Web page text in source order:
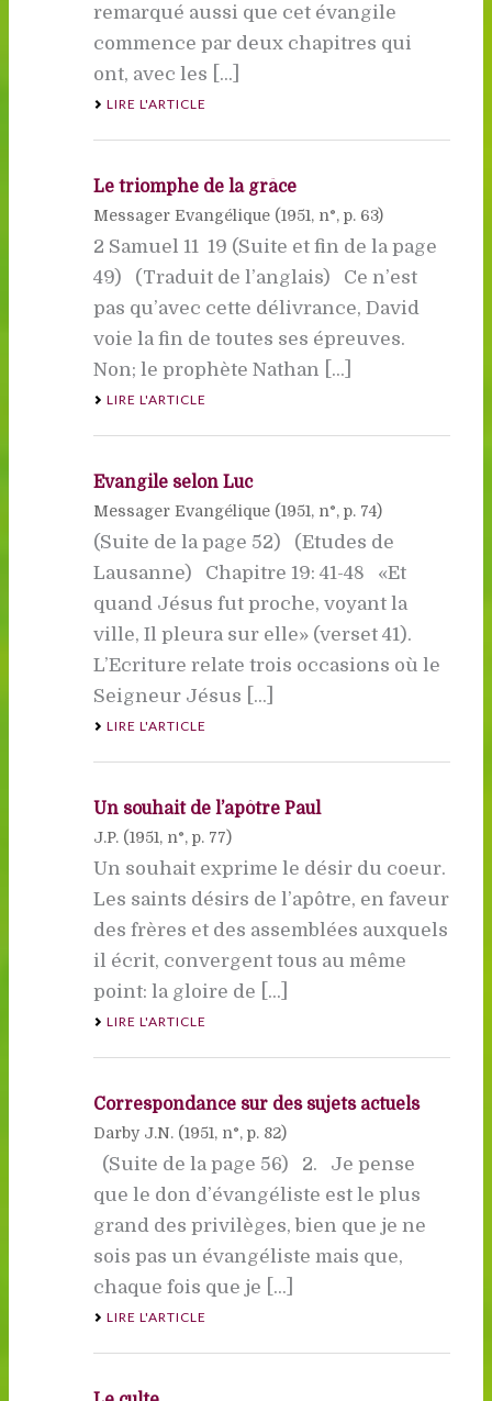
remarqué aussi que cet évangile
commence par deux chapitres qui
ont, avec les [...]
LIRE L'ARTICLE
Le triomphe de la grâce
Messager Evangélique (1951, n°, p. 63)
2 Samuel 11  19 (Suite et fin de la page
49) (Traduit de l’anglais) Ce n’est
pas qu’avec cette délivrance, David
voie la fin de toutes ses épreuves.
Non; le prophète Nathan [...]
LIRE L'ARTICLE
Evangile selon Luc
Messager Evangélique (1951, n°, p. 74)
(Suite de la page 52) (Etudes de
Lausanne) Chapitre 19: 41-48 «Et
quand Jésus fut proche, voyant la
ville, Il pleura sur elle» (verset 41).
L’Ecriture relate trois occasions où le
Seigneur Jésus [...]
LIRE L'ARTICLE
Un souhait de l’apôtre Paul
J.P. (1951, n°, p. 77)
Un souhait exprime le désir du coeur.
Les saints désirs de l’apôtre, en faveur
des frères et des assemblées auxquels
il écrit, convergent tous au même
point: la gloire de [...]
LIRE L'ARTICLE
Correspondance sur des sujets actuels
Darby J.N. (1951, n°, p. 82)
(Suite de la page 56) 2. Je pense
que le don d’évangéliste est le plus
grand des privilèges, bien que je ne
sois pas un évangéliste mais que,
chaque fois que je [...]
LIRE L'ARTICLE